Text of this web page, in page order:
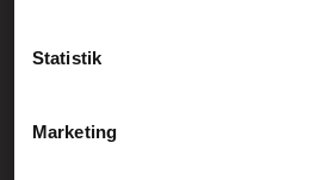
Statistik
Marketing
Generelle henvendelser:
Service- og reklamationsafdelingen: